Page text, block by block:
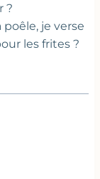
?
je verse
les frites ?